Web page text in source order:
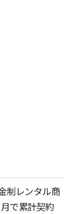
制レンタル商
で累計契約